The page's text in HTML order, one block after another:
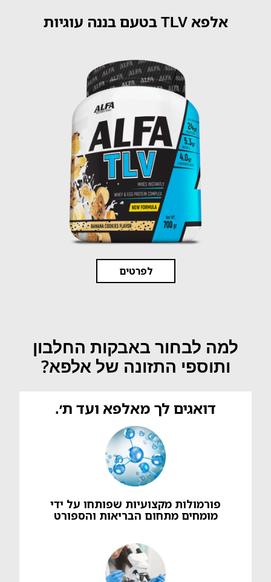
אלפא TLV בטעם בננה עוגיות
לפרטים
למה לבחור באבקות החלבון
ותוספי התזונה של אלפא?
דואגים לך מאלפא ועד ת׳.
פורמולות מקצועיות שפותחו על ידי
מומחים מתחום הבריאות והספורט